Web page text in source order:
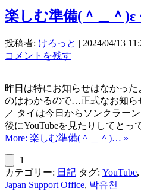
楽しむ準備(＾＿＾)ε
投稿者: けろっと | 2024/04/13
コメントを残す
昨日は特にお知らせはなかった
のはわかるので…正式なお知ら
／ タイは今日からソンクラー
後にYouTubeを見たりしてと
More: 楽しむ準備(＾＿＾)… »
+1
カテゴリー: 日記 タグ: YouTube,
Japan Support Office, 박유천